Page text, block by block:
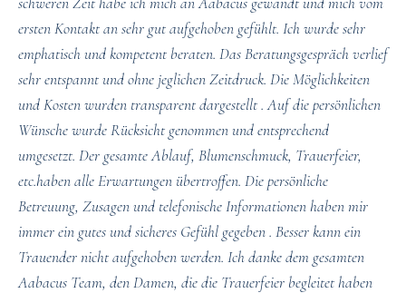
ersten Kontakt an sehr gut aufgehoben gefühlt. Ich wurde sehr
emphatisch und kompetent beraten. Das Beratungsgespräch verlief
sehr entspannt und ohne jeglichen Zeitdruck. Die Möglichkeiten
und Kosten wurden transparent dargestellt . Auf die persönlichen
Wünsche wurde Rücksicht genommen und entsprechend
umgesetzt. Der gesamte Ablauf, Blumenschmuck, Trauerfeier,
etc.haben alle Erwartungen übertroffen. Die persönliche
Betreuung, Zusagen und telefonische Informationen haben mir
immer ein gutes und sicheres Gefühl gegeben . Besser kann ein
Trauender nicht aufgehoben werden. Ich danke dem gesamten
Aabacus Team, den Damen, die die Trauerfeier begleitet haben